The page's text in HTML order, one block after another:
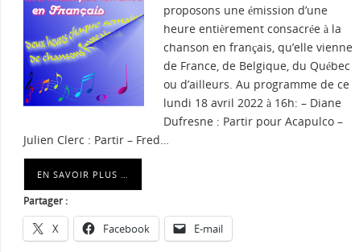
proposons une émission d’une
heure entièrement consacrée à la
chanson en français, qu’elle vienne
de France, de Belgique, du Québec
ou d’ailleurs. Au programme de ce
lundi 18 avril 2022 à 16h: – Diane
Dufresne : Partir pour Acapulco –
Julien Clerc : Partir – Fred…
EN SAVOIR PLUS …
Partager :
X Facebook E-mail